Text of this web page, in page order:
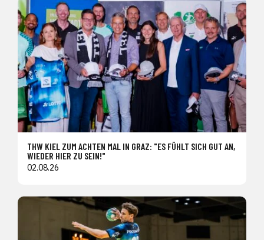
THW KIEL ZUM ACHTEN MAL IN GRAZ: "ES FÜHLT SICH GUT AN,
WIEDER HIER ZU SEIN!"
02.08.26